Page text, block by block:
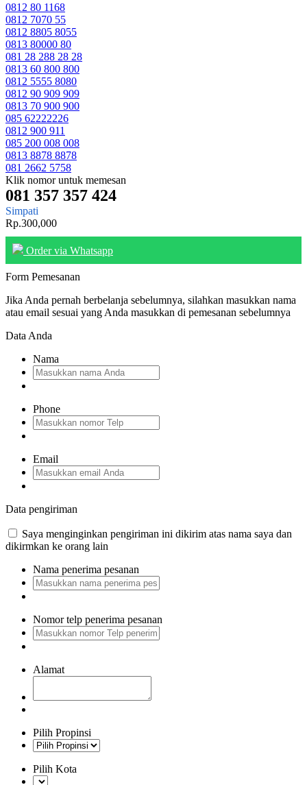
0812 80 1168
0812 7070 55
0812 8805 8055
0813 80000 80
081 28 288 28 28
0813 60 800 800
0812 5555 8080
0812 90 909 909
0813 70 900 900
085 62222226
0812 900 911
085 200 008 008
0813 8878 8878
081 2662 5758
Klik nomor untuk memesan
081 357 357 424
Simpati
Rp.300,000
Order via Whatsapp
Form Pemesanan
Jika Anda pernah berbelanja sebelumnya, silahkan masukkan nama
atau email sesuai yang Anda masukkan di pemesanan sebelumnya
Data Anda
Nama
Phone
Email
Data pengiriman
Saya menginginkan pengiriman ini dikirim atas nama saya dan
dikirmkan ke orang lain
Nama penerima pesanan
Nomor telp penerima pesanan
Alamat
Pilih Propinsi
Pilih Kota